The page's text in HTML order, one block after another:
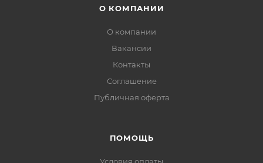
О КОМПАНИИ
О компании
Вакансии
Контакты
Соглашение
Публичная оферта
ПОМОЩЬ